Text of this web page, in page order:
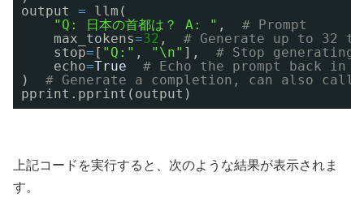
output =
llm(
"Q: 日本の首都は？ A: " , # Prompt
max_tokens=32 , # Generate up to 32
stop= [ "Q:" , "\n" ], # Stop generating
echo=True
# Echo the prompt back in
) # Generate a completion, can also call
pprint.pprint(output)
上記コードを実行すると、次のような結果が表示されま
す。